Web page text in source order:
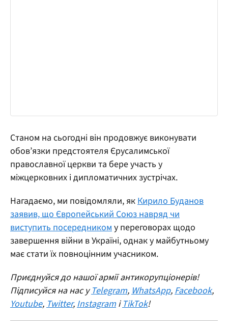
Станом на сьогодні він продовжує виконувати
обов’язки предстоятеля Єрусалимської
православної церкви та бере участь у
міжцерковних і дипломатичних зустрічах.
Нагадаємо, ми повідомляли, якКирило Буданов
заявив, що Європейський Союз навряд чи
виступить посередникому переговорах щодо
завершення війни в Україні, однак у майбутньому
має стати їх повноцінним учасником.
Приєднуйся до нашої армії антикорупціонерів!
Підписуйся на нас уTelegram,WhatsApp,Facebook,
Youtube,Twitter,Instagram іTikTok!